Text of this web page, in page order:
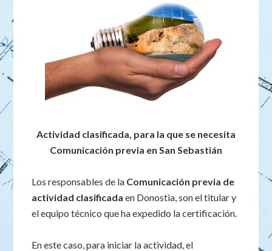
Actividad clasificada, para la que se necesita
Comunicación previa en San Sebastián
Los responsables de la Comunicación previa de
actividad clasificada en Donostia, son el titular y
el equipo técnico que ha expedido la certificación.
En este caso, para iniciar la actividad, el